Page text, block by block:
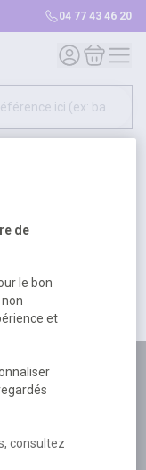
04 77 43 46 20
Mon compte
Mon
l'accueil
de
le bon
et
consultez